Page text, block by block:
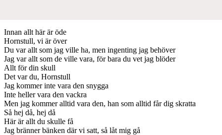
Innan allt här är öde
Hornstull, vi är över
Du var allt som jag ville ha, men ingenting jag behöver
Jag var allt som de ville vara, för bara du vet jag blöder
Allt för din skull
Det var du, Hornstull
Jag kommer inte vara den snygga
Inte heller vara den vackra
Men jag kommer alltid vara den, han som alltid får dig skratta
Så hej då, hej då
Här är allt du skulle få
Jag bränner bänken där vi satt, så låt mig gå